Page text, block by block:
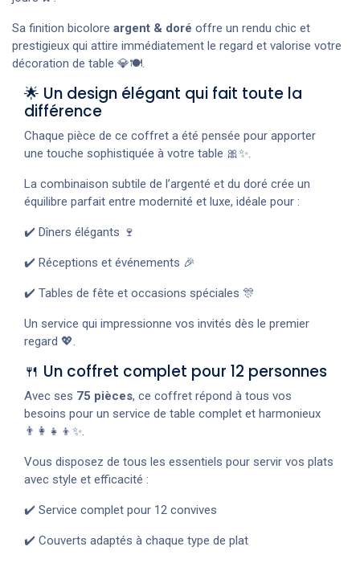
Sa finition bicolore argent & doré offre un rendu chic et
prestigieux qui attire immédiatement le regard et valorise votre
décoration de table 💎🍽️.
🌟 Un design élégant qui fait toute la
différence
Chaque pièce de ce coffret a été pensée pour apporter
une touche sophistiquée à votre table 🎀✨.
La combinaison subtile de l’argenté et du doré crée un
équilibre parfait entre modernité et luxe, idéale pour :
✔️ Dîners élégants 🍷
✔️ Réceptions et événements 🎉
✔️ Tables de fête et occasions spéciales 🎊
Un service qui impressionne vos invités dès le premier
regard 💖.
🍴 Un coffret complet pour 12 personnes
Avec ses 75 pièces, ce coffret répond à tous vos
besoins pour un service de table complet et harmonieux
👨‍👩‍👧‍👦✨.
Vous disposez de tous les essentiels pour servir vos plats
avec style et efficacité :
✔️ Service complet pour 12 convives
✔️ Couverts adaptés à chaque type de plat